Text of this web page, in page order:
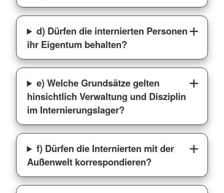
d) Dürfen die internierten Personen
ihr Eigentum behalten?
e) Welche Grundsätze gelten
hinsichtlich Verwaltung und Disziplin
im Internierungslager?
f) Dürfen die Internierten mit der
Außenwelt korrespondieren?